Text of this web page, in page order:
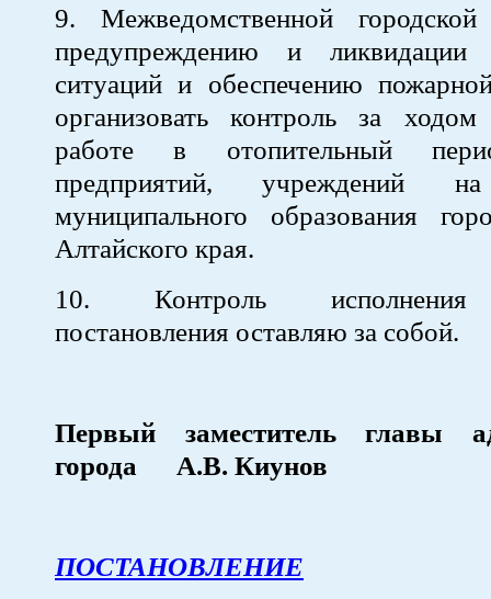
9. Межведомственной
предупреждению и ликвидации
ситуаций и обеспечению
организовать контроль за
работе в отопительный
предприятий, учреждений
муниципального образования
Алтайского края.
10. Контроль исполнения
постановления оставляю за собой.
Первый заместитель главы
города А.В. Киунов
ПОСТАНОВЛЕНИЕ